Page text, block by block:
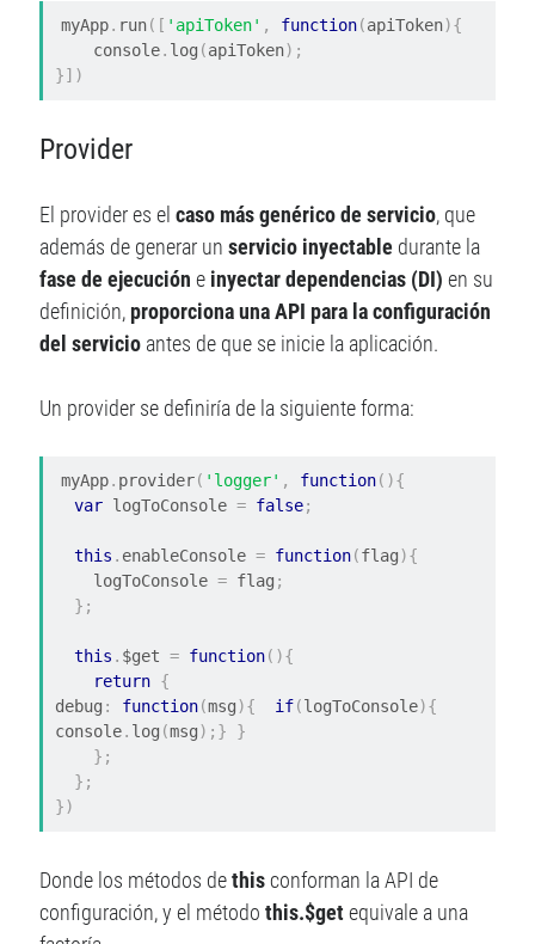
myApp. run([ 'apiToken' , function(apiToken){
    console
. log (apiToken);
}])
Provider
El provider es elcaso más genérico de servicio, que
además de generar unservicio inyectable durante la
fase de ejecución e inyectar dependencias (DI) en su
definición, proporciona una API para la configuración
del servicio antes de que se inicie la aplicación.
Un provider se definiría de la siguiente forma:
myApp. provider( 'logger' , function(){
var logToConsole = false;
this . enableConsole = function(flag){
    logToConsole
= flag ;
};
this . $get = function(){
return {
debug : function(msg){ if(logToConsole){
console. log (msg);}
}
};
};
})
Donde los métodos dethisconforman la API de
configuración, y el métodothis.$getequivale a una